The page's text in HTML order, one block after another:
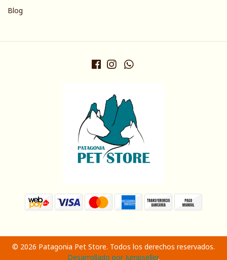
Blog
© 2026 Patagonia Pet Store. Todos los derechos reservados.
Desarrollado por Jumpseller.